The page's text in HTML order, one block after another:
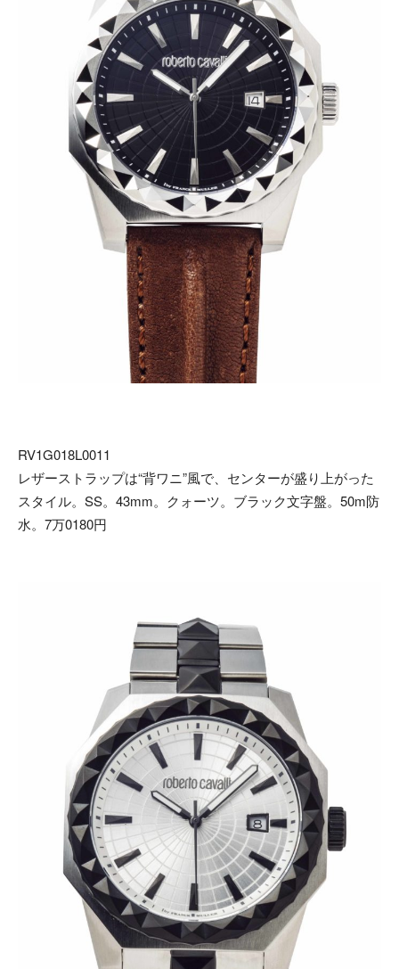
RV1G018L0011
レザーストラップは“背ワニ”風で、センターが盛り上がった
スタイル。SS。43mm。クォーツ。ブラック文字盤。50m防
水。7万0180円